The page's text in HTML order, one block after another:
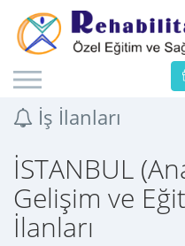
İş İlanları
İSTANBUL
Gelişim ve
İlanları